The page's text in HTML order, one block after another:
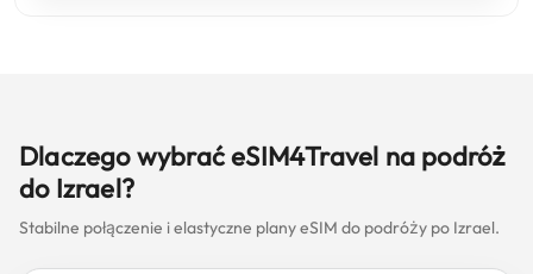
Dlaczego wybrać eSIM4Travel na podróż
do Izrael?
Stabilne połączenie i elastyczne plany eSIM do podróży po Izrael.